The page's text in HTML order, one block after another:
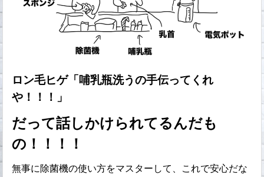
ロン毛ヒゲ「哺乳瓶洗うの手伝ってくれ
や！！！」
だって話しかけられてるんだも
の！！！！
無事に除菌機の使い方をマスターして、これで安心だな